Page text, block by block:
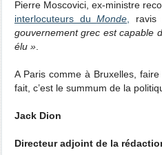
Pierre Moscovici, ex-ministre
interlocuteurs duMonde ravis
gouvernement grec est capable
élu »
A Paris comme à Bruxelles,
fait, c’est le summum de la
Jack Dion
Directeur adjoint de la